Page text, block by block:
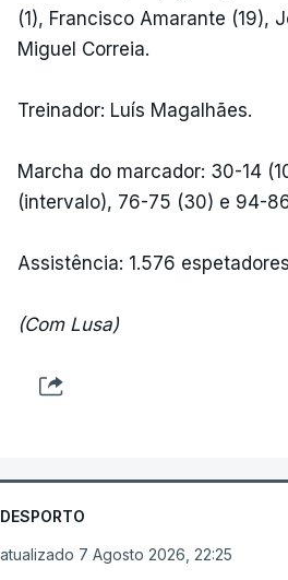
(1), Francisco Amarante (19),
Miguel Correia.
Treinador: Luís Magalhães.
Marcha do marcador: 30-14
(intervalo), 76-75 (30) e 94-
Assistência: 1.576
(Com Lusa)
DESPORTO
atualizado 7 Agosto 2026, 22:25